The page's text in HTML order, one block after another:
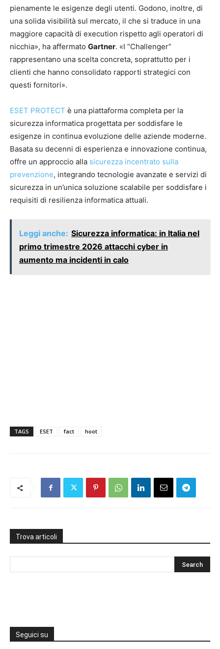
pienamente le esigenze degli utenti. Godono, inoltre, di
una solida visibilità sul mercato, il che si traduce in una
maggiore capacità di execution rispetto agli operatori di
nicchia», ha affermato Gartner. «I “Challenger”
rappresentano una scelta concreta, soprattutto per i
clienti che hanno consolidato rapporti strategici con
questi fornitori».
ESET PROTECT è una piattaforma completa per la
sicurezza informatica progettata per soddisfare le
esigenze in continua evoluzione delle aziende moderne.
Basata su decenni di esperienza e innovazione continua,
offre un approccio alla sicurezza incentrato sulla
prevenzione, integrando tecnologie avanzate e servizi di
sicurezza in un’unica soluzione scalabile per soddisfare i
requisiti di resilienza informatica attuali.
Leggi anche: Sicurezza informatica: in Italia nel
primo trimestre 2026 attacchi cyber in
aumento ma incidenti in calo
TAGS ESET fact hoot
Trova articoli
Seguici su